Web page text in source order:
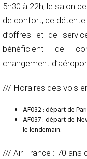
5h30 à 22h, le salon
de confort, de
d’offres et de
bénéficient de
changement
/// Horaires des vols
AF032 : départ de
AF037 : départ de
le lendemain.
/// Air France : 70 ans